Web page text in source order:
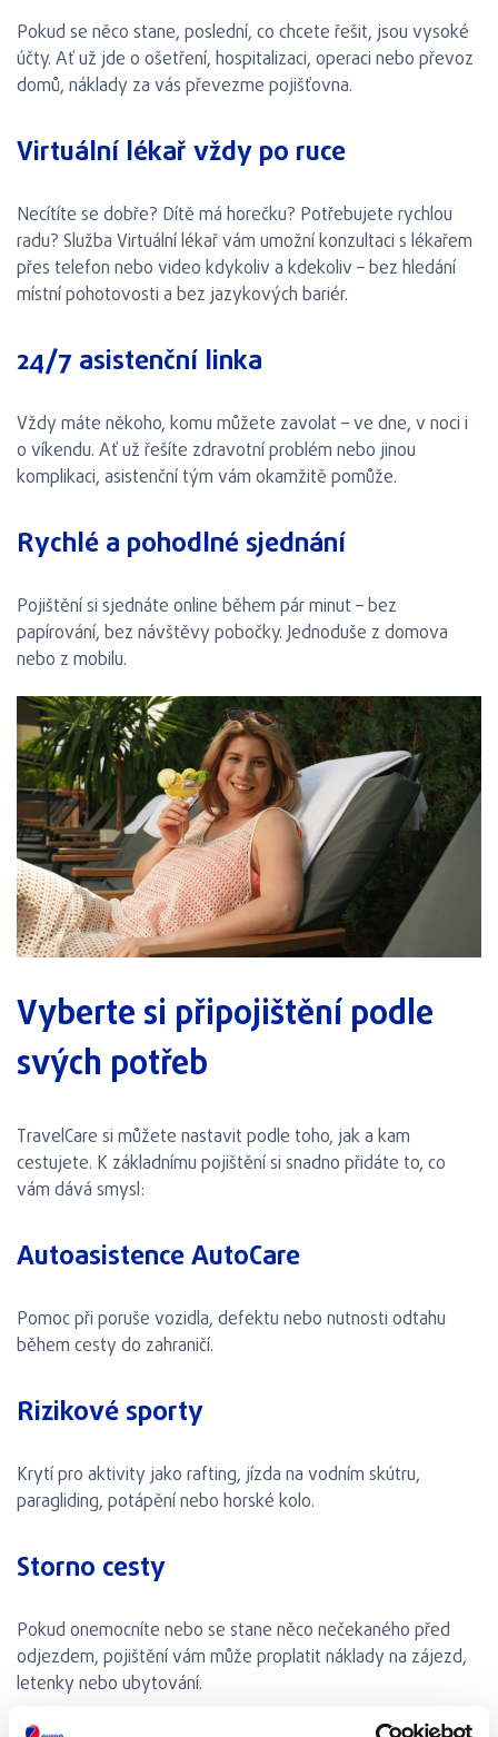
Pokud se něco stane, poslední, co chcete řešit, jsou vysoké
účty. Ať už jde o ošetření, hospitalizaci, operaci nebo převoz
domů, náklady za vás převezme pojišťovna.
Virtuální lékař vždy po ruce
Necítíte se dobře? Dítě má horečku? Potřebujete rychlou
radu? Služba Virtuální lékař vám umožní konzultaci s lékařem
přes telefon nebo video kdykoliv a kdekoliv – bez hledání
místní pohotovosti a bez jazykových bariér.
24/7 asistenční linka
Vždy máte někoho, komu můžete zavolat – ve dne, v noci i
o víkendu. Ať už řešíte zdravotní problém nebo jinou
komplikaci, asistenční tým vám okamžitě pomůže.
Rychlé a pohodlné sjednání
Pojištění si sjednáte online během pár minut – bez
papírování, bez návštěvy pobočky. Jednoduše z domova
nebo z mobilu.
Vyberte si připojištění podle
svých potřeb
TravelCare si můžete nastavit podle toho, jak a kam
cestujete. K základnímu pojištění si snadno přidáte to, co
vám dává smysl:
Autoasistence AutoCare
Pomoc při poruše vozidla, defektu nebo nutnosti odtahu
během cesty do zahraničí.
Rizikové sporty
Krytí pro aktivity jako rafting, jízda na vodním skútru,
paragliding, potápění nebo horské kolo.
Storno cesty
Pokud onemocníte nebo se stane něco nečekaného před
odjezdem, pojištění vám může proplatit náklady na zájezd,
letenky nebo ubytování.